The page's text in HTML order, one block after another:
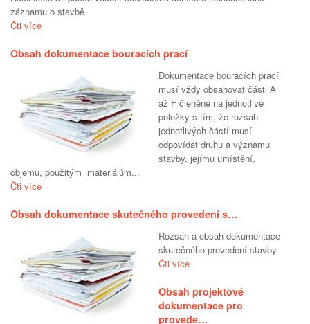
záznamu o stavbě
Čti více
Obsah dokumentace bouracích prací
Dokumentace bouracích prací
musí vždy obsahovat části A
až F členěné na jednotlivé
položky s tím, že rozsah
jednotlivých částí musí
odpovídat druhu a významu
stavby, jejímu umístění,
objemu, použitým materiálům...
Čti více
Obsah dokumentace skutečného provedení s…
Rozsah a obsah dokumentace
skutečného provedení stavby
Čti více
Obsah projektové
dokumentace pro
provede…